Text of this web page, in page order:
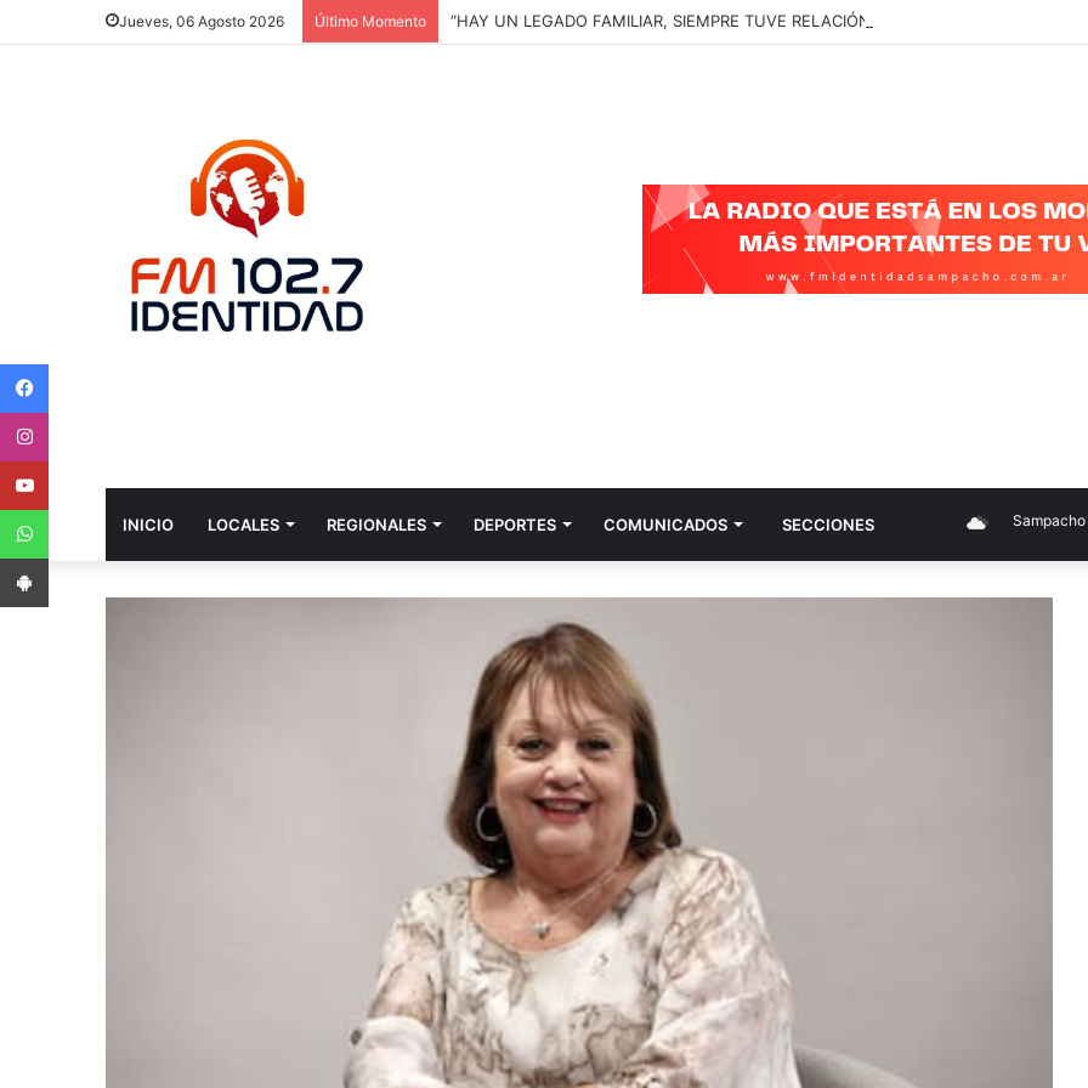
Jueves, 06 Agosto 2026 Último Momento “HAY UN LEGADO FAMILIAR, SIEMPRE TUVE RELACIÓN CON EL ARTE SIN DARME
INICIO LOCALES REGIONALES DEPORTES COMUNICADOS SECCIONES Sampacho
App Android